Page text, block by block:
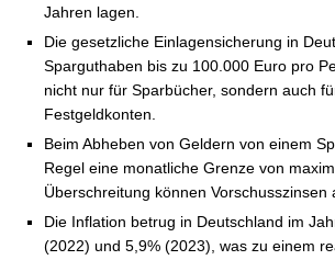
Jahren lagen.
Die gesetzliche Einlagensicherung in
Sparguthaben bis zu 100.000 Euro pro
nicht nur für Sparbücher, sondern auch
Festgeldkonten.
Beim Abheben von Geldern von einem
Regel eine monatliche Grenze von
Überschreitung können Vorschusszinsen
Die Inflation betrug in Deutschland im
(2022) und 5,9% (2023), was zu einem